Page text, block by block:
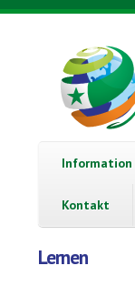
Direkt zum Inhalt
Information
Kontakt
Lernen